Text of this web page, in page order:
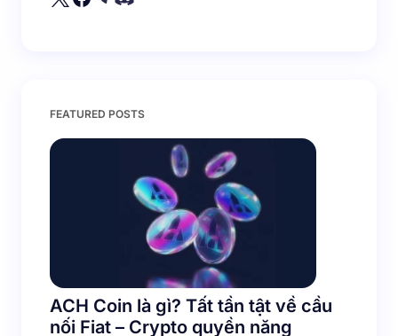
Save my name and email in this browser for the
Submit Comment
FEATURED POSTS
ACH Coin là gì? Tất tần tật về cầu
nối Fiat – Crypto quyền năng